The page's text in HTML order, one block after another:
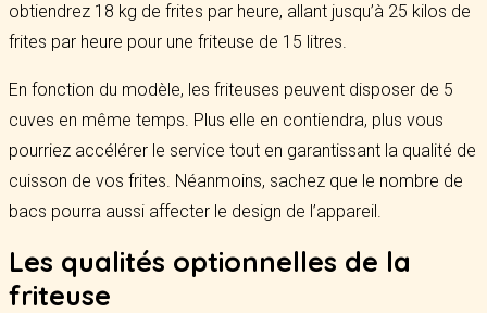
obtiendrez 18 kg de frites par heure, allant jusqu’à 25 kilos de
frites par heure pour une friteuse de 15 litres.
En fonction du modèle, les friteuses peuvent disposer de 5
cuves en même temps. Plus elle en contiendra, plus vous
pourriez accélérer le service tout en garantissant la qualité de
cuisson de vos frites. Néanmoins, sachez que le nombre de
bacs pourra aussi affecter le design de l’appareil.
Les qualités optionnelles de la
friteuse